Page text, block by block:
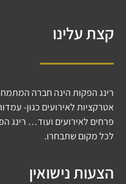
קצת עלינו
רינג הפקות הינה חברה
אטרקציות לאירועים כגון-
פרחים לאירועים ועוד… רינג
לכל מקום שתבחרו.
הצעות נישואין